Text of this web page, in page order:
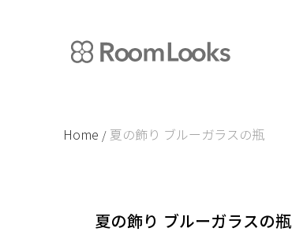
Home / 夏の飾り ブルーガラスの瓶
夏の飾り ブルーガラスの瓶